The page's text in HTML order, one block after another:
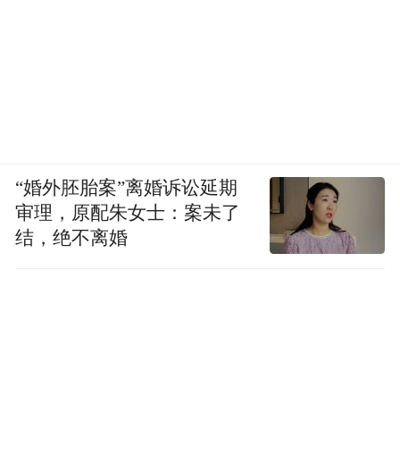
“婚外胚胎案”离婚诉讼延期
审理，原配朱女士：案未了
结，绝不离婚